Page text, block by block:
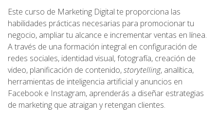
Este curso de Marketing Digital te proporciona las
habilidades prácticas necesarias para promocionar tu
negocio, ampliar tu alcance e incrementar ventas en línea.
A través de una formación integral en configuración de
redes sociales, identidad visual, fotografía, creación de
video, planificación de contenido,storytelling, analítica,
herramientas de inteligencia artificial y anuncios en
Facebook e Instagram, aprenderás a diseñar estrategias
de marketing que atraigan y retengan clientes.